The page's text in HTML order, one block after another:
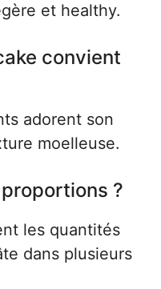
et healthy.
convient
adorent son
moelleuse.
?
les quantités
dans plusieurs